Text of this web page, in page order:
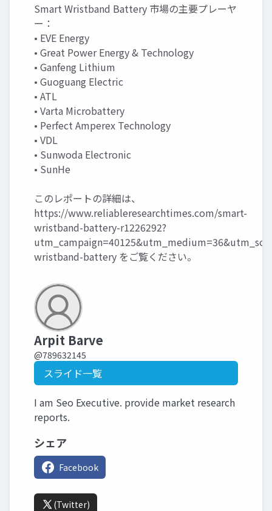
Smart Wristband Battery 市場の主要プレーヤ
ー：
• EVE Energy
• Great Power Energy & Technology
• Ganfeng Lithium
• Guoguang Electric
• ATL
• Varta Microbattery
• Perfect Amperex Technology
• VDL
• Sunwoda Electronic
• SunHe
このレポートの詳細は、
https://www.reliableresearchtimes.com/smart-
wristband-battery-r1226292?
wristband-battery をご覧ください。
Arpit Barve
@789632145
スライド一覧
I am Seo Executive. provide market research
reports.
シェア
Facebook
(Twitter)